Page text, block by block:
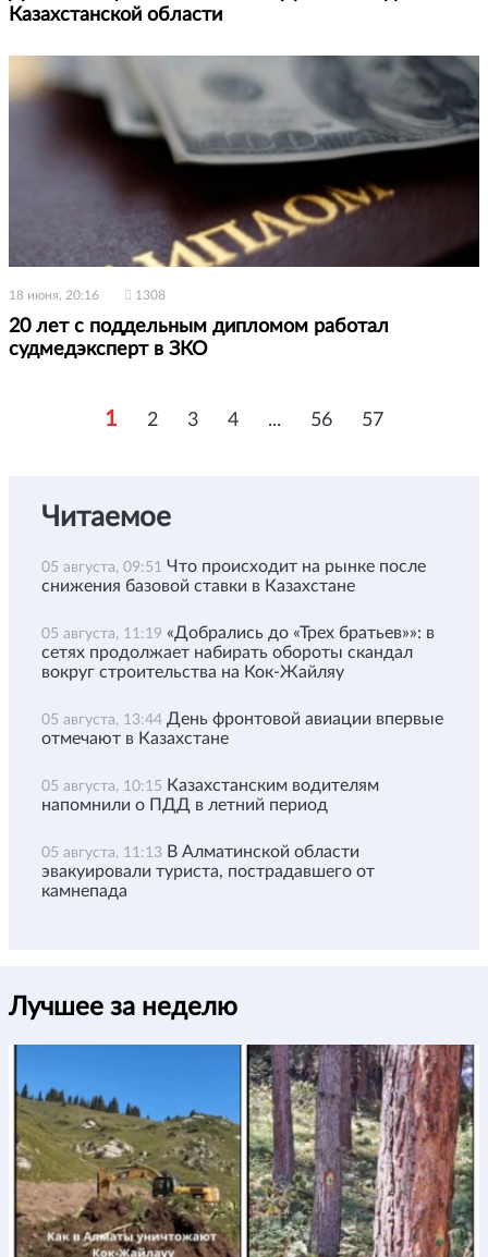
Казахстанской области
18 июня, 20:16 1308
20 лет с поддельным дипломом работал
судмедэксперт в ЗКО
1 2 3 4 ... 56 57
Читаемое
05 августа, 09:51 Что происходит на рынке после
снижения базовой ставки в Казахстане
05 августа, 11:19 «Добрались до «Трех братьев»»: в
сетях продолжает набирать обороты скандал
вокруг строительства на Кок-Жайляу
05 августа, 13:44 День фронтовой авиации впервые
отмечают в Казахстане
05 августа, 10:15 Казахстанским водителям
напомнили о ПДД в летний период
05 августа, 11:13 В Алматинской области
эвакуировали туриста, пострадавшего от
камнепада
Лучшее за неделю